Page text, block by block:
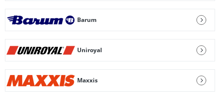
Barum
Uniroyal
Maxxis